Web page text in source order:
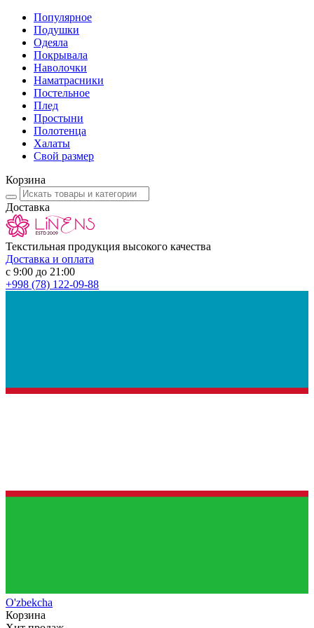
Популярное
Подушки
Одеяла
Покрывала
Наволочки
Наматрасники
Постельное
Плед
Простыни
Полотенца
Халаты
Свой размер
Корзина
Доставка
Текстильная продукция высокого качества
Доставка и оплата
с 9:00 до 21:00
+998 (78) 122-09-88
O'zbekcha
Корзина